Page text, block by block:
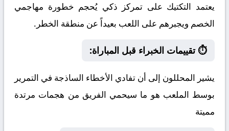
يعتمد التكتيك على تمركز ذكي يُحجم خطورة مهاجمي
الخصم ويجبرهم على اللعب بعيداً عن منطقة الخطر.
⏱️ تقييمات الخبراء قبل المباراة:
يشير المحللون إلى أن تفادي الأخطاء الساذجة في التمرير
بوسط الملعب هو ما سيحمي الفريق من هجمات مرتدة
مميتة